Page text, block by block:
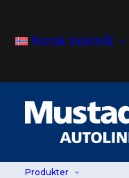
Norsk bokmål
Produkter